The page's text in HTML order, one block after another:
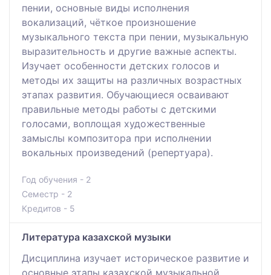
пении, основные виды исполнения
вокализаций, чёткое произношение
музыкального текста при пении, музыкальную
выразительность и другие важные аспекты.
Изучает особенности детских голосов и
методы их защиты на различных возрастных
этапах развития. Обучающиеся осваивают
правильные методы работы с детскими
голосами, воплощая художественные
замыслы композитора при исполнении
вокальных произведений (репертуара).
Год обучения - 2
Семестр - 2
Кредитов - 5
Литература казахской музыки
Дисциплина изучает историческое развитие и
основные этапы казахской музыкальной